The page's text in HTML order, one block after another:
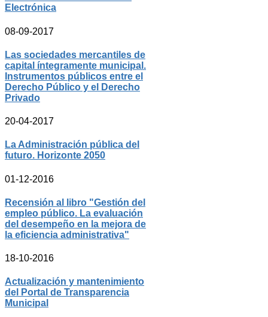
Electrónica
08-09-2017
Las sociedades mercantiles de
capital íntegramente municipal.
Instrumentos públicos entre el
Derecho Público y el Derecho
Privado
20-04-2017
La Administración pública del
futuro. Horizonte 2050
01-12-2016
Recensión al libro "Gestión del
empleo público. La evaluación
del desempeño en la mejora de
la eficiencia administrativa"
18-10-2016
Actualización y mantenimiento
del Portal de Transparencia
Municipal